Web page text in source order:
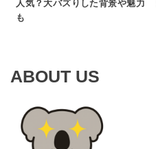
人気？大バズりした背景や魅力
も
ABOUT US